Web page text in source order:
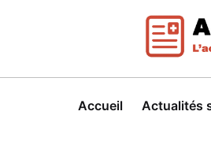
Accueil Actualités